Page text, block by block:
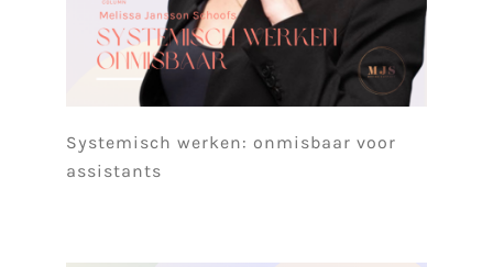
Systemisch werken: onmisbaar voor
assistants